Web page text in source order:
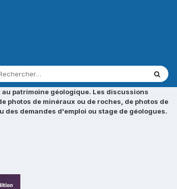
patrimoine géologique. Les discussions
photos de minéraux ou de roches, de photos de
des demandes d'emploi ou stage de géologues.